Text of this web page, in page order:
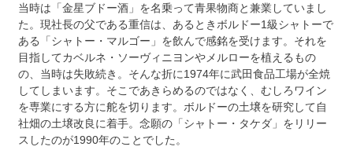
当時は「金星ブドー酒」を名乗って青果物商と兼業していまし
た。現社長の父である重信は、あるときボルドー1級シャトーで
ある「シャトー・マルゴー」を飲んで感銘を受けます。それを
目指してカベルネ・ソーヴィニヨンやメルローを植えるもの
の、当時は失敗続き。そんな折に1974年に武田食品工場が全焼
してしまいます。そこであきらめるのではなく、むしろワイン
を専業にする方に舵を切ります。ボルドーの土壌を研究して自
社畑の土壌改良に着手。念願の「シャトー・タケダ」をリリー
スしたのが1990年のことでした。